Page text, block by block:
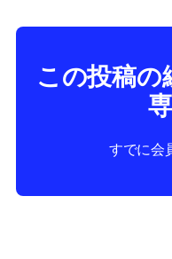
この投稿の
すでに会